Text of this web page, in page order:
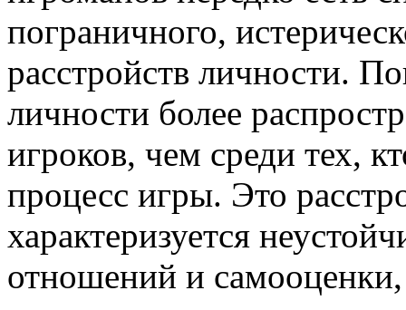
пограничного,
расстройств личности.
личности более
игроков, чем среди тех,
процесс игры. Это
характеризуется
отношений и